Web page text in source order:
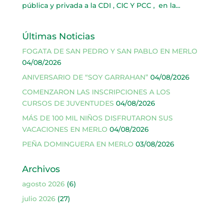
pública y privada a la CDI , CIC Y PCC , en la...
Últimas Noticias
FOGATA DE SAN PEDRO Y SAN PABLO EN MERLO
04/08/2026
ANIVERSARIO DE “SOY GARRAHAN” 04/08/2026
COMENZARON LAS INSCRIPCIONES A LOS
CURSOS DE JUVENTUDES 04/08/2026
MÁS DE 100 MIL NIÑOS DISFRUTARON SUS
VACACIONES EN MERLO 04/08/2026
PEÑA DOMINGUERA EN MERLO 03/08/2026
Archivos
agosto 2026(6)
julio 2026(27)